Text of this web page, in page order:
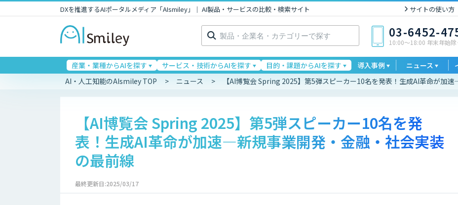
DXを推進するAIポータルメディア「AIsmiley」｜ AI製品・サービスの比較・検索サイト サイトの使い方
検
索: 03-6452-
10:00〜18:00 年末年始除
産業・業種からAIを探す サービス・技術からAIを探す 目的・課題からAIを探す 導入事例 ニュース
AI・人工知能のAIsmiley TOP ニュース 【AI博覧会 Spring 2025】第5弾スピーカー10名を発表！生成AI革命が加
【AI博覧会 Spring 2025】第5弾スピーカー10名を発
表！生成AI革命が加速—新規事業開発・金融・社会実装
の最前線
最終更新日:2025/03/17